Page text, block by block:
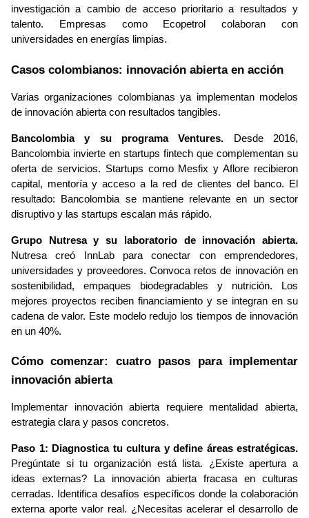
investigación a cambio de acceso prioritario a resultados y
talento. Empresas como Ecopetrol colaboran con
universidades en energías limpias.
Casos colombianos: innovación abierta en acción
Varias organizaciones colombianas ya implementan modelos
de innovación abierta con resultados tangibles.
Bancolombia y su programa Ventures. Desde 2016,
Bancolombia invierte en startups fintech que complementan su
oferta de servicios. Startups como Mesfix y Aflore recibieron
capital, mentoría y acceso a la red de clientes del banco. El
resultado: Bancolombia se mantiene relevante en un sector
disruptivo y las startups escalan más rápido.
Grupo Nutresa y su laboratorio de innovación abierta.
Nutresa creó InnLab para conectar con emprendedores,
universidades y proveedores. Convoca retos de innovación en
sostenibilidad, empaques biodegradables y nutrición. Los
mejores proyectos reciben financiamiento y se integran en su
cadena de valor. Este modelo redujo los tiempos de innovación
en un 40%.
Cómo comenzar: cuatro pasos para implementar
innovación abierta
Implementar innovación abierta requiere mentalidad abierta,
estrategia clara y pasos concretos.
Paso 1: Diagnostica tu cultura y define áreas estratégicas.
Pregúntate si tu organización está lista. ¿Existe apertura a
ideas externas? La innovación abierta fracasa en culturas
cerradas. Identifica desafíos específicos donde la colaboración
externa aporte valor real. ¿Necesitas acelerar el desarrollo de